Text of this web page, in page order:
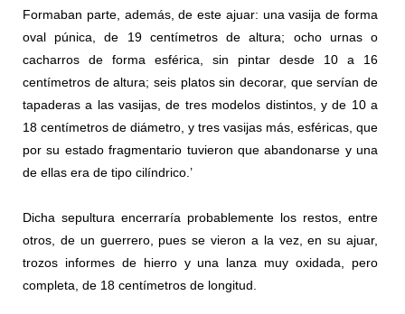
Formaban parte, además, de este ajuar: una vasija de forma
oval púnica, de 19 centímetros de altura; ocho urnas o
cacharros de forma esférica, sin pintar desde 10 a 16
centímetros de altura; seis platos sin decorar, que servían de
tapaderas a las vasijas, de tres modelos distintos, y de 10 a
18 centímetros de diámetro, y tres vasijas más, esféricas, que
por su estado fragmentario tuvieron que abandonarse y una
de ellas era de tipo cilíndrico.’
Dicha sepultura encerraría probablemente los restos, entre
otros, de un guerrero, pues se vieron a la vez, en su ajuar,
trozos informes de hierro y una lanza muy oxidada, pero
completa, de 18 centímetros de longitud.